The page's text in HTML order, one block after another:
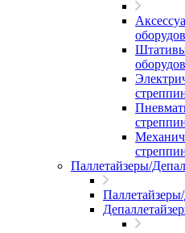
Паллетайзеры/